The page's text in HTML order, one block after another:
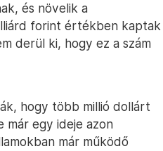
és növelik a
forint értékben kaptak
derül ki, hogy ez a szám
hogy több millió dollárt
már egy ideje azon
már működő